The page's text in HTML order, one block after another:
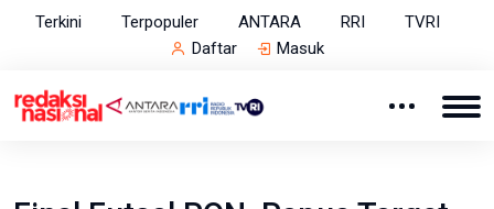
Terkini Terpopuler ANTARA RRI
TVRI
Daftar
Masuk